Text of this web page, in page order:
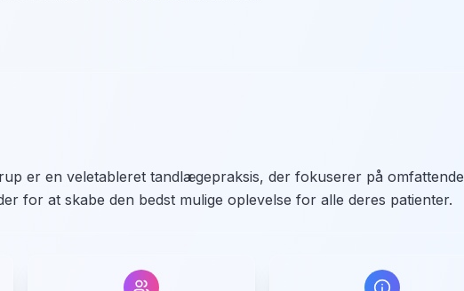
er en veletableret tandlægepraksis, der fokuserer på omfattende
for at skabe den bedst mulige oplevelse for alle deres patienter.